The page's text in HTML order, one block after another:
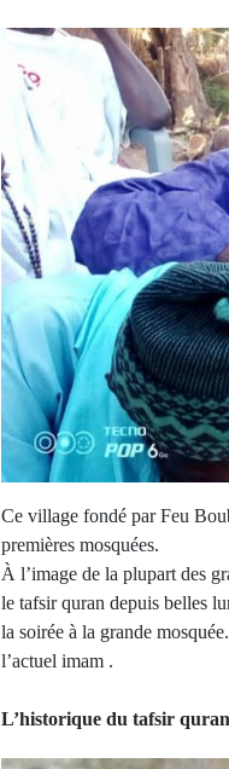
Ce village fondé par Feu
premières mosquées.
À l’image de la plupart des
le tafsir quran depuis belles
la soirée à la grande
l’actuel imam .
L’historique du tafsir